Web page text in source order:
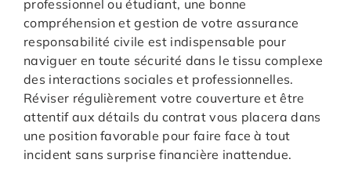
professionnel ou étudiant, une bonne
compréhension et gestion de votre assurance
responsabilité civile est indispensable pour
naviguer en toute sécurité dans le tissu complexe
des interactions sociales et professionnelles.
Réviser régulièrement votre couverture et être
attentif aux détails du contrat vous placera dans
une position favorable pour faire face à tout
incident sans surprise financière inattendue.